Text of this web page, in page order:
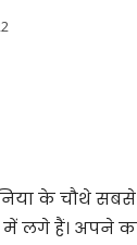
के चौथे
हैं। अपने